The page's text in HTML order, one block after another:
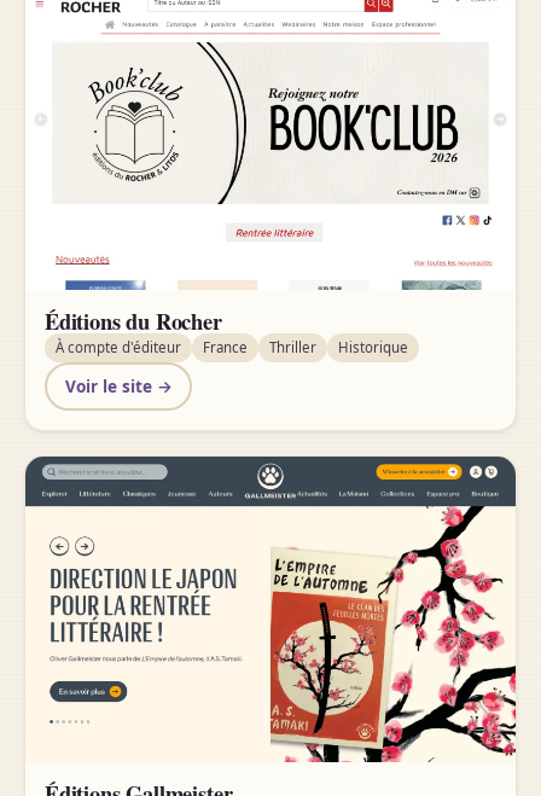
Éditions du Rocher
À compte d'éditeur France Thriller Historique
Voir le site →